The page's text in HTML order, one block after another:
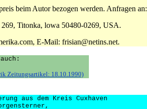
beim Autor bezogen werden. Anfragen an:
Titonka, lowa 50480-0269, USA.
E-Mail: frisian@netins.net.
Zeitungsartikel: 18.10.1990)
aus dem Kreis Cuxhaven